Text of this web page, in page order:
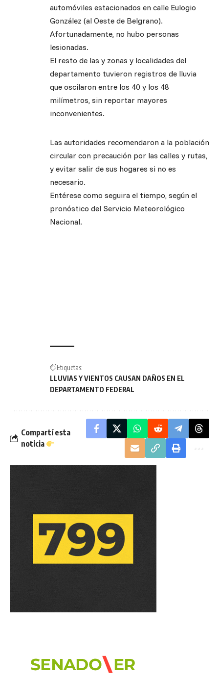
automóviles estacionados en calle Eulogio
González (al Oeste de Belgrano).
Afortunadamente, no hubo personas
lesionadas.
El resto de las y zonas y localidades del
departamento tuvieron registros de lluvia
que oscilaron entre los 40 y los 48
milímetros, sin reportar mayores
inconvenientes.
Las autoridades recomendaron a la población
circular con precaución por las calles y rutas,
y evitar salir de sus hogares si no es
necesario.
Entérese como seguira el tiempo, según el
pronóstico del Servicio Meteorológico
Nacional.
Etiquetas:
LLUVIAS Y VIENTOS CAUSAN DAÑOS EN EL
DEPARTAMENTO FEDERAL
Compartí esta
noticia